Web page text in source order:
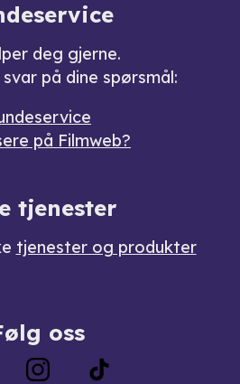
deg gjerne.
på dine spørsmål:
på Filmweb?
tjenester
tjenester og produkter
oss